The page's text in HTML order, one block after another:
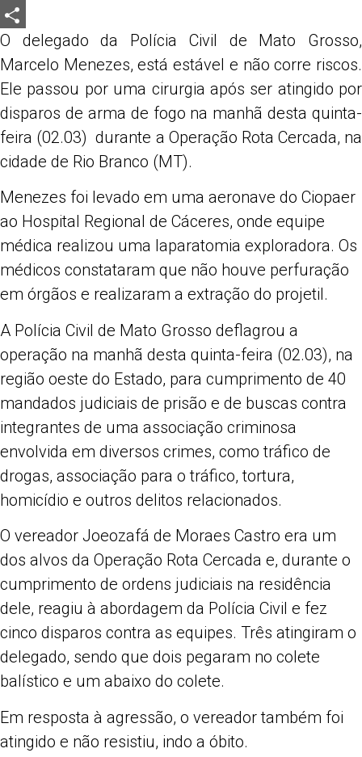
LinkedIn
Share
O delegado da Polícia Civil de Mato Grosso,
Marcelo Menezes, está estável e não corre riscos.
Ele passou por uma cirurgia após ser atingido por
disparos de arma de fogo na manhã desta quinta-
feira (02.03) durante a Operação Rota Cercada, na
cidade de Rio Branco (MT).
Menezes foi levado em uma aeronave do Ciopaer
ao Hospital Regional de Cáceres, onde equipe
médica realizou uma laparatomia exploradora. Os
médicos constataram que não houve perfuração
em órgãos e realizaram a extração do projetil.
A Polícia Civil de Mato Grosso deflagrou a
operação na manhã desta quinta-feira (02.03), na
região oeste do Estado, para cumprimento de 40
mandados judiciais de prisão e de buscas contra
integrantes de uma associação criminosa
envolvida em diversos crimes, como tráfico de
drogas, associação para o tráfico, tortura,
homicídio e outros delitos relacionados.
O vereador Joeozafá de Moraes Castro era um
dos alvos da Operação Rota Cercada e, durante o
cumprimento de ordens judiciais na residência
dele, reagiu à abordagem da Polícia Civil e fez
cinco disparos contra as equipes. Três atingiram o
delegado, sendo que dois pegaram no colete
balístico e um abaixo do colete.
Em resposta à agressão, o vereador também foi
atingido e não resistiu, indo a óbito.